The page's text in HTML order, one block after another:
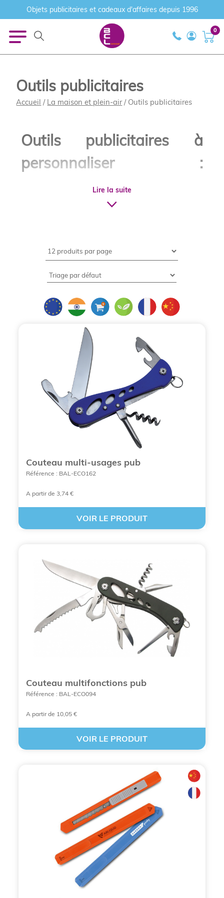
Objets publicitaires et cadeaux d'affaires depuis 1996
0
Outils publicitaires
Accueil / La maison et plein-air/ Outils publicitaires
Outils publicitaires à
personnaliser :
construisez une image de
marque solide et durable
Dans le secteur de lacommunication par l'objet
stylo est un classique, les
outils publicitaires à
symbole de fiabilité, de technicité et d'aide
concrète au quotidien. Que ce soit pour un
dépannage rapide à la maison, un usage intensif
sur un chantier ou une activité créative au bureau,
l'outil est l'objet que l'on garde précieusement. En
apposant votre logo sur un
outil personnalisé
associez votre entreprise aux valeurs de
performance, de précision et de service.
Depuis 1996, BCL Concept s'impose comme
l'expert français des cadeaux d'affaires
objets publicitaires. Nous savons que pour marquer
l'esprit d'un client, l'objet doit non seulement être
esthétique, mais surtout répondre à un besoin réel.
À travers ce guide, découvrez comment les
peuvent devenir le socle de
votre prochaine campagne marketing.
PERSONNALISEZ UN GOODIE OUTIL
Lire la suite
Couteau multi-usages pub
Référence : BAL-ECO162
A partir de 3,74 €
VOIR LE PRODUIT
Couteau multifonctions pub
Référence : BAL-ECO094
A partir de 10,05 €
VOIR LE PRODUIT